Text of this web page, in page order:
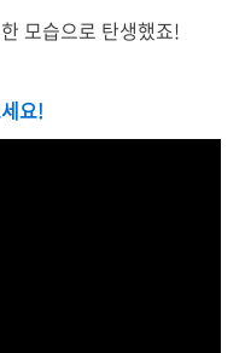
모습으로 탄생했죠!
요!